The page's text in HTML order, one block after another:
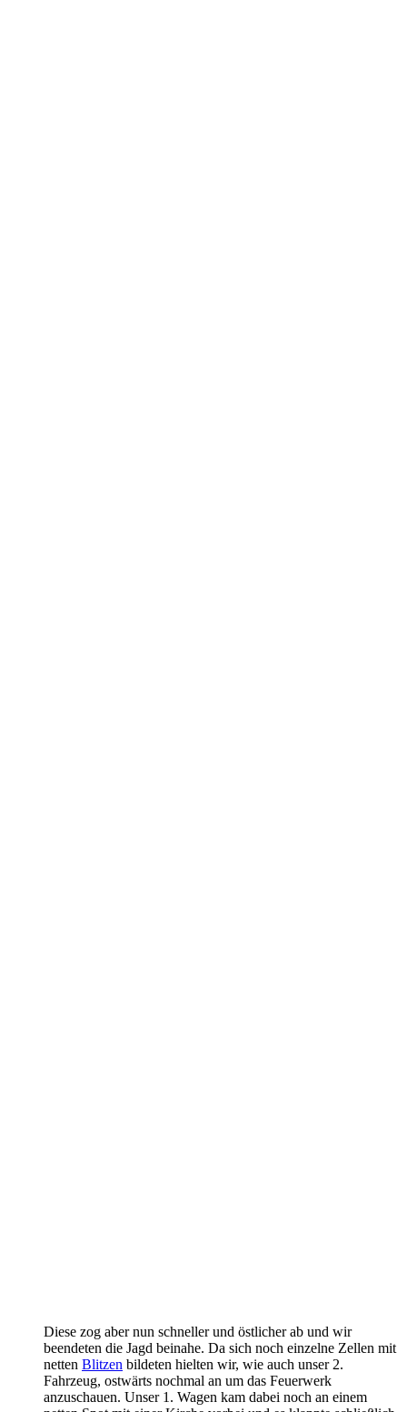
Diese zog aber nun schneller und östlicher ab und wir
beendeten die Jagd beinahe. Da sich noch einzelne Zellen mit
netten Blitzen bildeten hielten wir, wie auch unser 2.
Fahrzeug, ostwärts nochmal an um das Feuerwerk
anzuschauen. Unser 1. Wagen kam dabei noch an einem